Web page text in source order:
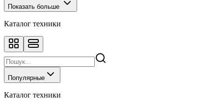
Показать больше
Каталог техники
Популярные
Каталог техники